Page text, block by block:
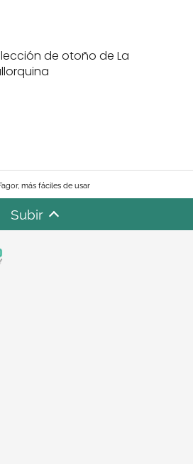
de otoño de La
más fáciles de usar
Subir